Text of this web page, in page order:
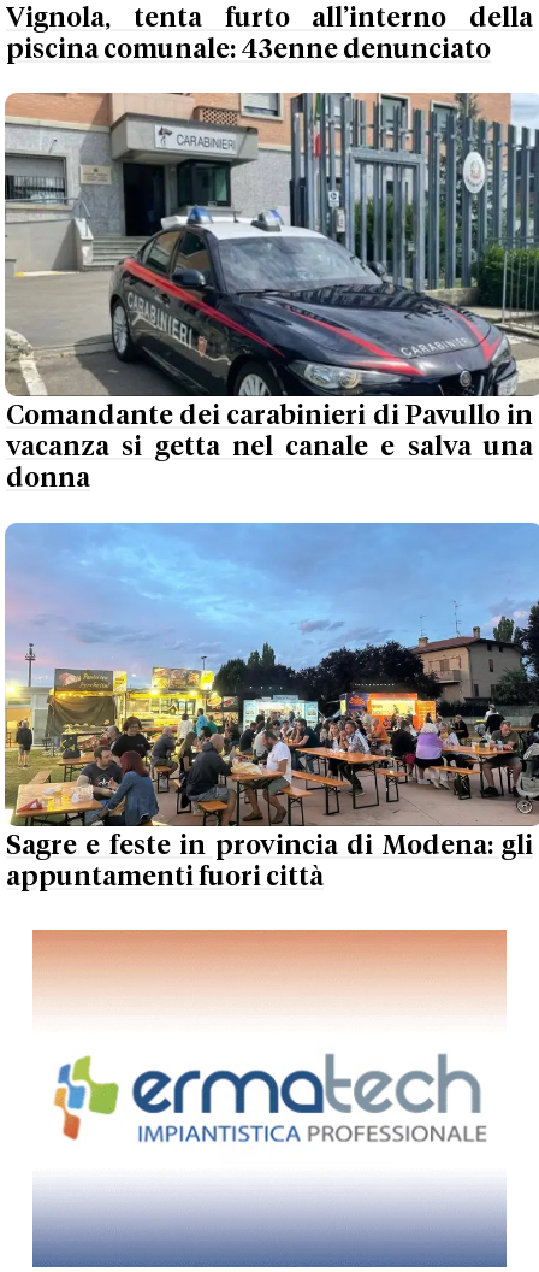
Vignola, tenta furto all’interno della
piscina comunale: 43enne denunciato
Comandante dei carabinieri di Pavullo in
vacanza si getta nel canale e salva una
donna
Sagre e feste in provincia di Modena: gli
appuntamenti fuori città